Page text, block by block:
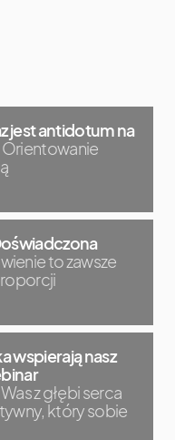
jest antidotum na
Orientowanie
to zawsze
wspierają nasz
z głębi serca
który sobie